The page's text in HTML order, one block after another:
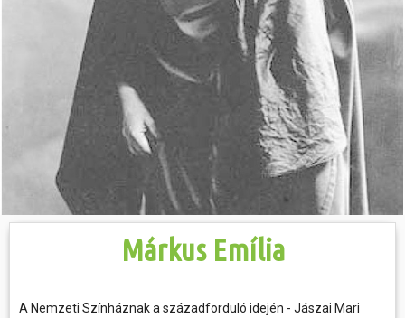
Márkus Emília
A Nemzeti Színháznak a századforduló idején - Jászai Mari